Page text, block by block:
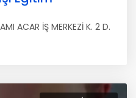
ACAR İŞ MERKEZİ K. 2 D.